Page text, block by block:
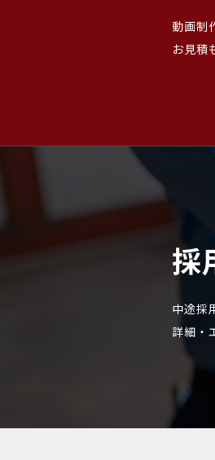
動画制
お見積
採
中途採
詳細・